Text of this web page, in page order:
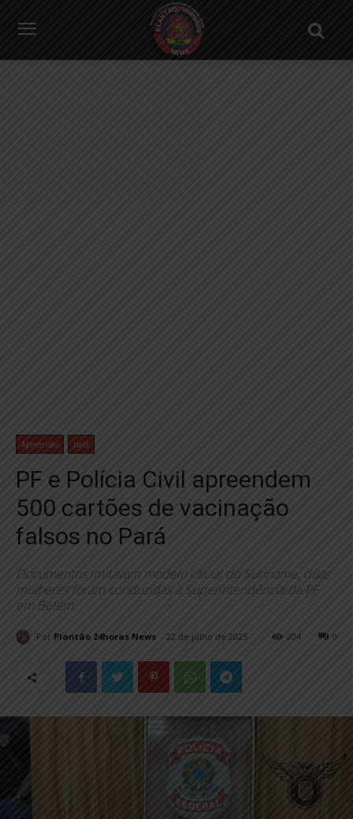
Apreensão pará
PF e Polícia Civil apreendem
500 cartões de vacinação
falsos no Pará
Documentos imitavam modelo oficial do Suriname; duas
mulheres foram conduzidas à Superintendência da PF
em Belém.
Por Plantão 24horas News 22 de julho de 2025 0
204